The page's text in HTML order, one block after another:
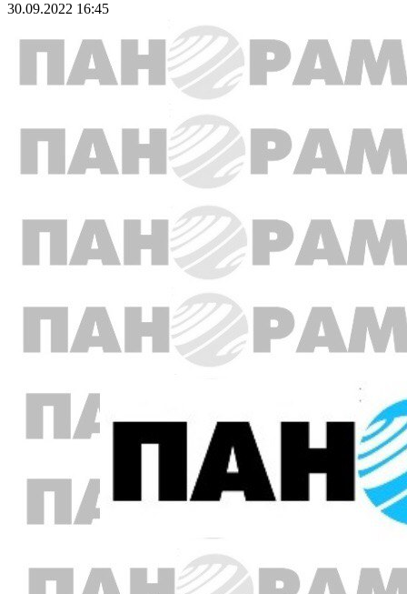
30.09.2022 16:45